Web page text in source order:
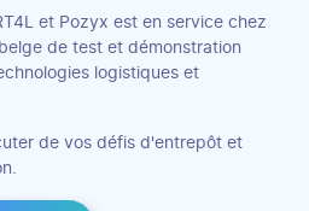
et Pozyx est en service chez
de test et démonstration
logistiques et
de vos défis d'entrepôt et